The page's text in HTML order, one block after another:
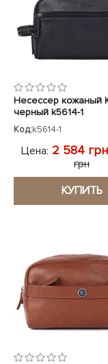
Несессер кожаный
черный k5614-1
Код:k5614-1
Цена: 2 584 грн
грн
КУПИТЬ